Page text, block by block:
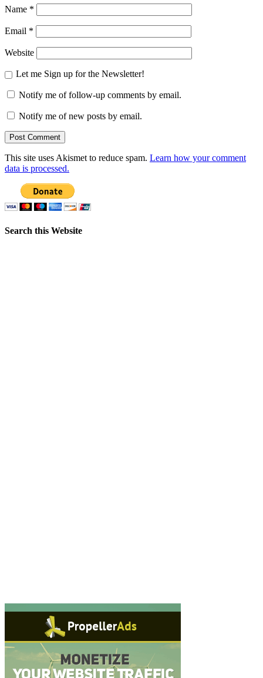
Name *
Email *
Website
Let me Sign up for the Newsletter!
Notify me of follow-up comments by email.
Notify me of new posts by email.
This site uses Akismet to reduce spam. Learn how your comment
data is processed.
Search this Website